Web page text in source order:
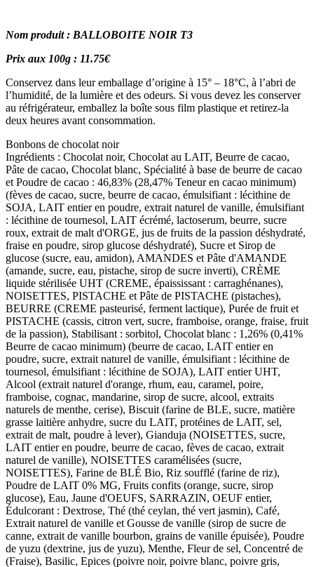
Nom produit : BALLOBOITE NOIR T3
Prix aux 100g : 11.75€
Conservez dans leur emballage d’origine à 15° – 18°C, à l’abri de
l’humidité, de la lumière et des odeurs. Si vous devez les conserver
au réfrigérateur, emballez la boîte sous film plastique et retirez-la
deux heures avant consommation.
Bonbons de chocolat noir
Ingrédients : Chocolat noir, Chocolat au LAIT, Beurre de cacao,
Pâte de cacao, Chocolat blanc, Spécialité à base de beurre de cacao
et Poudre de cacao : 46,83% (28,47% Teneur en cacao minimum)
(fèves de cacao, sucre, beurre de cacao, émulsifiant : lécithine de
SOJA, LAIT entier en poudre, extrait naturel de vanille, émulsifiant
: lécithine de tournesol, LAIT écrémé, lactoserum, beurre, sucre
roux, extrait de malt d'ORGE, jus de fruits de la passion déshydraté,
fraise en poudre, sirop glucose déshydraté), Sucre et Sirop de
glucose (sucre, eau, amidon), AMANDES et Pâte d'AMANDE
(amande, sucre, eau, pistache, sirop de sucre inverti), CRÈME
liquide stérilisée UHT (CREME, épaississant : carraghénanes),
NOISETTES, PISTACHE et Pâte de PISTACHE (pistaches),
BEURRE (CREME pasteurisé, ferment lactique), Purée de fruit et
PISTACHE (cassis, citron vert, sucre, framboise, orange, fraise, fruit
de la passion), Stabilisant : sorbitol, Chocolat blanc : 1,26% (0,41%
Beurre de cacao minimum) (beurre de cacao, LAIT entier en
poudre, sucre, extrait naturel de vanille, émulsifiant : lécithine de
tournesol, émulsifiant : lécithine de SOJA), LAIT entier UHT,
Alcool (extrait naturel d'orange, rhum, eau, caramel, poire,
framboise, cognac, mandarine, sirop de sucre, alcool, extraits
naturels de menthe, cerise), Biscuit (farine de BLE, sucre, matière
grasse laitière anhydre, sucre du LAIT, protéines de LAIT, sel,
extrait de malt, poudre à lever), Gianduja (NOISETTES, sucre,
LAIT entier en poudre, beurre de cacao, fèves de cacao, extrait
naturel de vanille), NOISETTES caramélisées (sucre,
NOISETTES), Farine de BLÉ Bio, Riz soufflé (farine de riz),
Poudre de LAIT 0% MG, Fruits confits (orange, sucre, sirop
glucose), Eau, Jaune d'OEUFS, SARRAZIN, OEUF entier,
Édulcorant : Dextrose, Thé (thé ceylan, thé vert jasmin), Café,
Extrait naturel de vanille et Gousse de vanille (sirop de sucre de
canne, extrait de vanille bourbon, grains de vanille épuisée), Poudre
de yuzu (dextrine, jus de yuzu), Menthe, Fleur de sel, Concentré de
(Fraise), Basilic, Epices (poivre noir, poivre blanc, poivre gris,